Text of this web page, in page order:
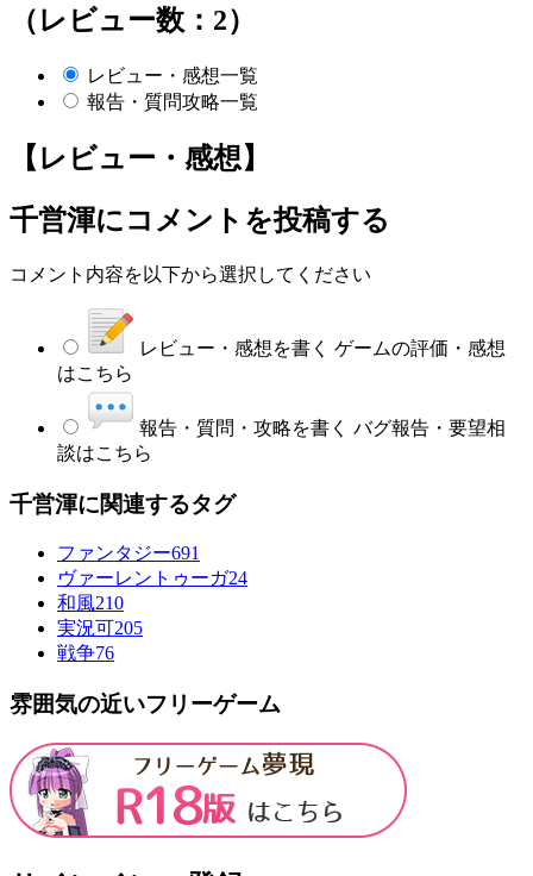
（レビュー数：2）
レビュー・感想一覧
報告・質問攻略一覧
【レビュー・感想】
千営渾にコメントを投稿する
コメント内容を以下から選択してください
レビュー・感想を書く ゲームの評価・感想
はこちら
報告・質問・攻略を書く バグ報告・要望相
談はこちら
千営渾に関連するタグ
ファンタジー691
ヴァーレントゥーガ24
和風210
実況可205
戦争76
雰囲気の近いフリーゲーム